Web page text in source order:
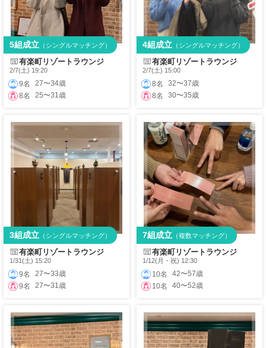
有楽町リゾートラウンジ
2/7(土) 19:20
9名
27〜34歳
8名
25〜31歳
5組成立 （シングルマッチング）
有楽町リゾートラウンジ
2/7(土) 15:00
8名
32〜37歳
8名
30〜35歳
4組成立 （シングルマッチング）
有楽町リゾートラウンジ
1/31(土) 15:20
9名
27〜33歳
9名
27〜31歳
3組成立 （シングルマッチング）
有楽町リゾートラウンジ
1/12(月・祝) 12:30
10名
42〜57歳
10名
40〜52歳
7組成立 （複数マッチング）